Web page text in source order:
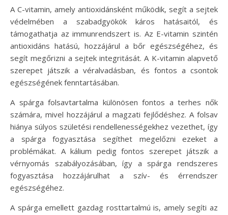
A C-vitamin, amely antioxidánsként működik, segít a sejtek
védelmében a szabadgyökök káros hatásaitól, és
támogathatja az immunrendszert is. Az E-vitamin szintén
antioxidáns hatású, hozzájárul a bőr egészségéhez, és
segít megőrizni a sejtek integritását. A K-vitamin alapvető
szerepet játszik a véralvadásban, és fontos a csontok
egészségének fenntartásában.
A spárga folsavtartalma különösen fontos a terhes nők
számára, mivel hozzájárul a magzati fejlődéshez. A folsav
hiánya súlyos születési rendellenességekhez vezethet, így
a spárga fogyasztása segíthet megelőzni ezeket a
problémákat. A kálium pedig fontos szerepet játszik a
vérnyomás szabályozásában, így a spárga rendszeres
fogyasztása hozzájárulhat a szív- és érrendszer
egészségéhez.
A spárga emellett gazdag rosttartalmú is, amely segíti az